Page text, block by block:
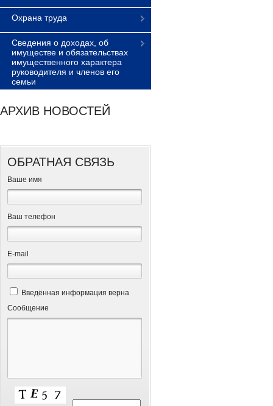
Охрана труда
Сведения о доходах, об
имуществе и обязательствах
имущественного характера
руководителя и членов его
семьи
АРХИВ НОВОСТЕЙ
ОБРАТНАЯ СВЯЗЬ
Ваше имя
Ваш телефон
Е-mail
Введённая информация верна
Сообщение